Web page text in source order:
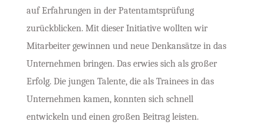
auf Erfahrungen in der Patentamtsprüfung
zurückblicken. Mit dieser Initiative wollten wir
Mitarbeiter gewinnen und neue Denkansätze in das
Unternehmen bringen. Das erwies sich als großer
Erfolg. Die jungen Talente, die als Trainees in das
Unternehmen kamen, konnten sich schnell
entwickeln und einen großen Beitrag leisten.